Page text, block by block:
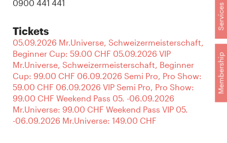
Membership
Services
0900 441 441
Tickets
05.09.2026 Mr.Universe, Schweizermeisterschaft,
Beginner Cup: 59.00 CHF 05.09.2026 VIP
Mr.Universe, Schweizermeisterschaft, Beginner
Cup: 99.00 CHF 06.09.2026 Semi Pro, Pro Show:
59.00 CHF 06.09.2026 VIP Semi Pro, Pro Show:
99.00 CHF Weekend Pass 05. -06.09.2026
Mr.Universe: 99.00 CHF Weekend Pass VIP 05.
-06.09.2026 Mr.Universe: 149.00 CHF